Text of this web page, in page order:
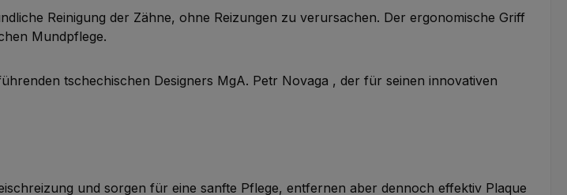
Reinigung der Zähne, ohne Reizungen zu verursachen. Der ergonomische Griff
Mundpflege.
tschechischen Designers MgA. Petr Novaga , der für seinen innovativen
und sorgen für eine sanfte Pflege, entfernen aber dennoch effektiv Plaque